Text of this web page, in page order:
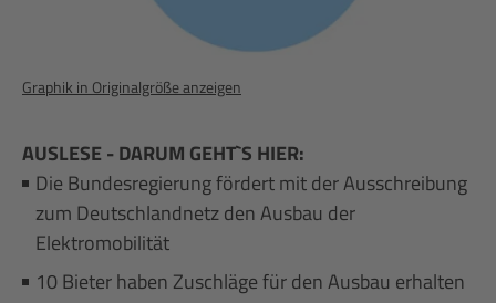
Graphik in Originalgröße anzeigen
AUSLESE - DARUM GEHT`S HIER:
Die Bundesregierung fördert mit der Ausschreibung
zum Deutschlandnetz den Ausbau der
Elektromobilität
10 Bieter haben Zuschläge für den Ausbau erhalten